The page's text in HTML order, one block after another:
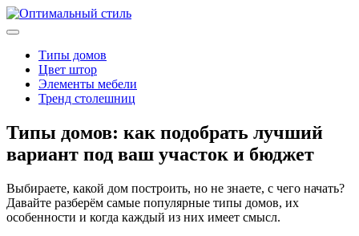
Типы домов
Цвет штор
Элементы мебели
Тренд столешниц
Типы домов: как подобрать лучший
вариант под ваш участок и бюджет
Выбираете, какой дом построить, но не знаете, с чего начать?
Давайте разберём самые популярные типы домов, их
особенности и когда каждый из них имеет смысл.